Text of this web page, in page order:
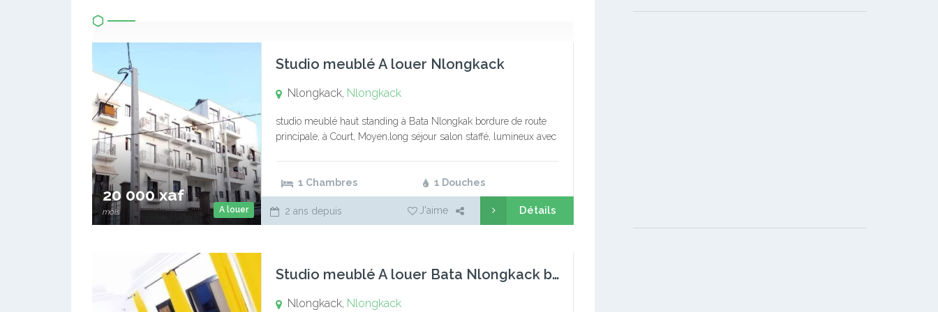
Agent
tsamodaris@gmail.com
WhatsApp 1 Call 1
Biens similaires
Studio meublé A louer Nlongkack